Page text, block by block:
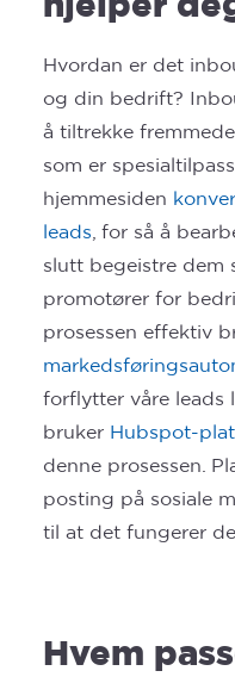
Hvordan er det
og din bedrift?
å tiltrekke
som er
hjemmesiden
leads , for så å
slutt begeistre dem
promotører for
prosessen effektiv
forflytter våre leads
bruker Hubspot-
denne prosessen.
posting på sosiale
til at det fungerer
Hvem